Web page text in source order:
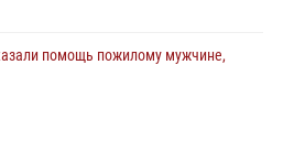
помощь пожилому мужчине,